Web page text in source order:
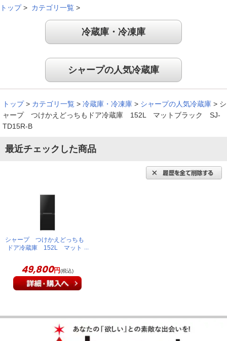
トップ> カテゴリ一覧 >
冷蔵庫・冷凍庫
シャープの人気冷蔵庫
トップ > カテゴリ一覧 > 冷蔵庫・冷凍庫 > シャープの人気冷蔵庫 > シ
ャープ つけかえどっちもドア冷蔵庫 152L マットブラック SJ-
TD15R-B
最近チェックした商品
シャープ つけかえどっちも
ドア冷蔵庫 152L マット
49,800円(税込)